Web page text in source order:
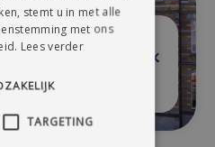
Mee” brengt praktijk
participatie van
stemt u in met alle
met ons
Lees verder
TARGETING